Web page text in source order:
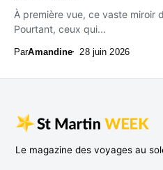
À première vue, ce vaste miroir
Pourtant, ceux qui...
ParAmandine 28 juin 2026
Le magazine des voyages au